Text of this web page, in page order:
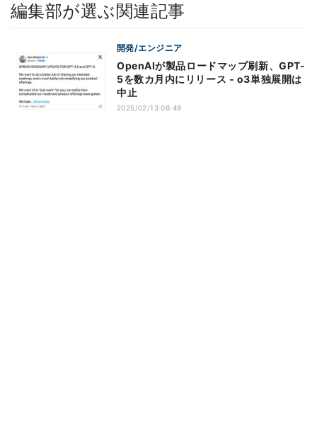
編集部が選ぶ関連記事
開発/エンジニア
OpenAIが製品ロードマップ刷新、GPT-
5を数カ月内にリリース - o3単独展開は
中止
2025/02/13 08:49